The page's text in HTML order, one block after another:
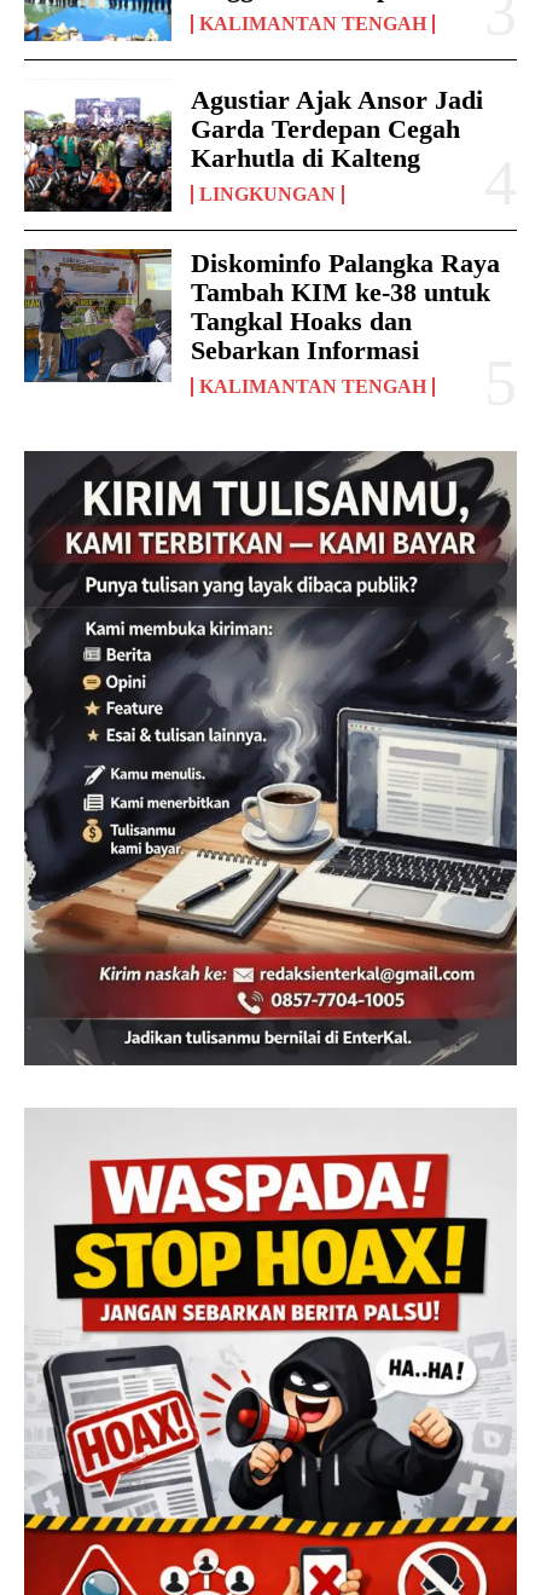
KALIMANTAN TENGAH
Agustiar Ajak Ansor Jadi
Garda Terdepan Cegah
Karhutla di Kalteng
LINGKUNGAN
Diskominfo Palangka Raya
Tambah KIM ke-38 untuk
Tangkal Hoaks dan
Sebarkan Informasi
KALIMANTAN TENGAH